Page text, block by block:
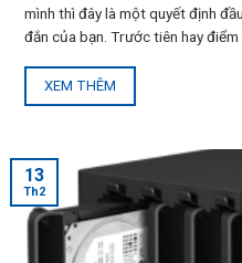
mình thì đây là một quyết định
đắn của bạn. Trước tiên hay điểm
XEM THÊM
13
Th2